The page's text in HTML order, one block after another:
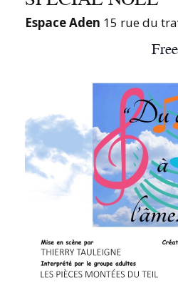
Espace Aden 15 rue du
Free